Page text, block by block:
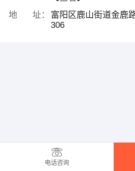
地 址：
富阳区鹿山街道金鹿
306
电话咨询